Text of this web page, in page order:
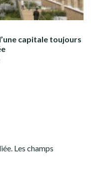
capitale toujours
Les champs